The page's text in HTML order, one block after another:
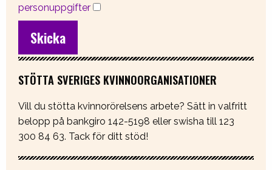
personuppgifter
STÖTTA SVERIGES KVINNOORGANISATIONER
Vill du stötta kvinnorörelsens arbete? Sätt in valfritt
belopp på bankgiro 142-5198 eller swisha till 123
300 84 63. Tack för ditt stöd!